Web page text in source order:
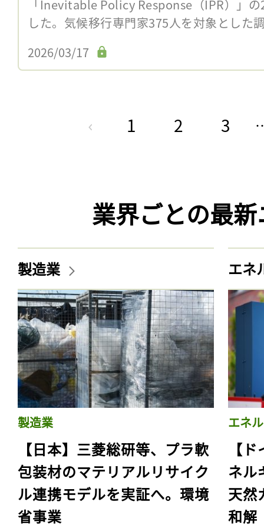
「Inevitable Policy Response（IPR）」
した。気候移行専門家375人を対象とし
2026/03/17
1 2 3
業界ごとの最
製造業
製造業
【日本】三菱総研等、プラ軟
包装材のマテリアルリサイク
ル連携モデルを実証へ。環境
省事業
エネ
エネ
【
ネル
天然
和解